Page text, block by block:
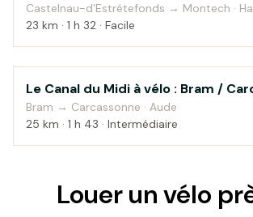
Castelnau-d'Estrétefonds
Castelnau-d'Estrétefonds → Montech ·
23 km · 1 h 32 · Facile
Au fil de l'eau
Le Canal du Midi à vélo : Bram /
Bram → Carcassonne · Aude
25 km · 1 h 43 · Intermédiaire
Louer un vélo